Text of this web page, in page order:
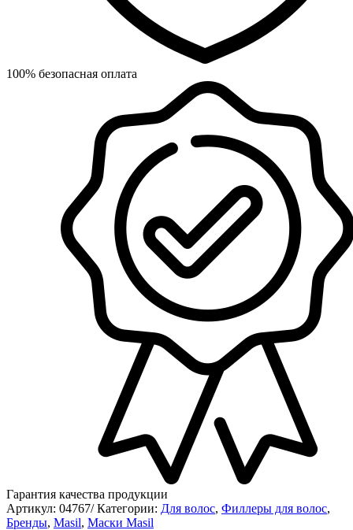
100% безопасная оплата
Гарантия качества продукции
Артикул: 04767/ Категории: Для волос, Филлеры для волос,
Бренды, Masil, Маски Masil